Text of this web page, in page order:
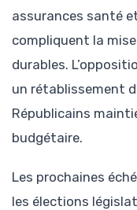
assurances santé
compliquent la
durables.
un rétablissement
Républicains
budgétaire.
Les prochaines
les élections